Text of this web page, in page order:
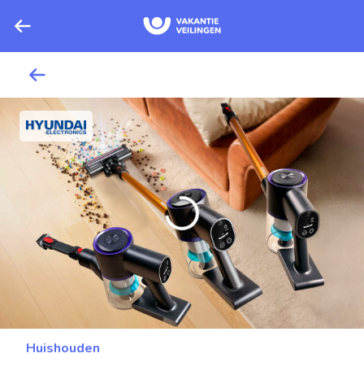
Huishouden